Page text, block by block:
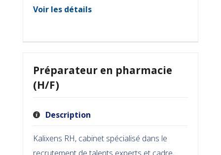
Voir les détails
Préparateur en pharmacie
(H/F)
Description
Kalixens RH, cabinet spécialisé dans le